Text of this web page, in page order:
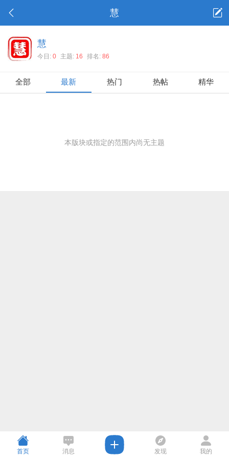
慧
慧
今日: 0 主题: 16 排名: 86
全部 最新 热门 热帖 精华
本版块或指定的范围内尚无主题
首页 消息 发现 我的